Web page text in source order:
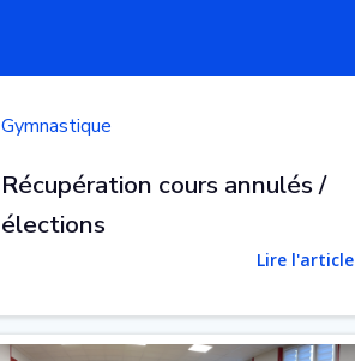
Gymnastique
Récupération cours annulés /
élections
Lire l'article